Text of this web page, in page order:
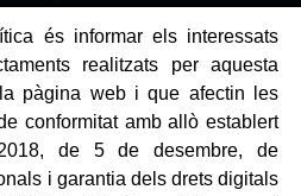
és informar els interessats
realitzats per aquesta
pàgina web i que afectin les
conformitat amb allò establert
de 5 de desembre, de
i garantia dels drets digitals